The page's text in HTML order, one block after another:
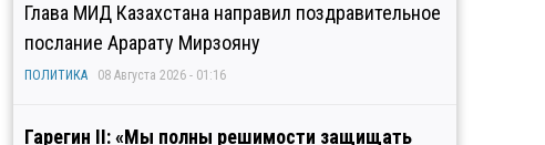
Глава МИД Казахстана направил поздравительное
послание Арарату Мирзояну
ПОЛИТИКА 08 Августа 2026 - 01:16
Гарегин II: «Мы полны решимости защищать